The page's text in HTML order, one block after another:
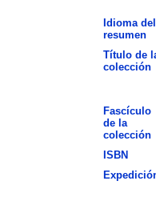
Idioma del
resumen
Título de
colección
Fascículo
de la
colección
ISBN